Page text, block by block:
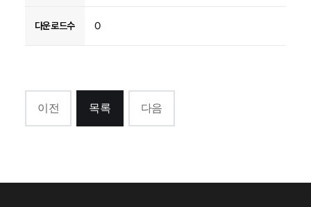
다운로드수 0
이전 목록 다음